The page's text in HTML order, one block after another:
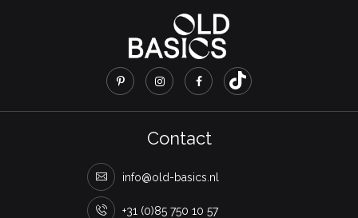
Contact
info@old-basics.nl
+31 (0)85 750 10 57